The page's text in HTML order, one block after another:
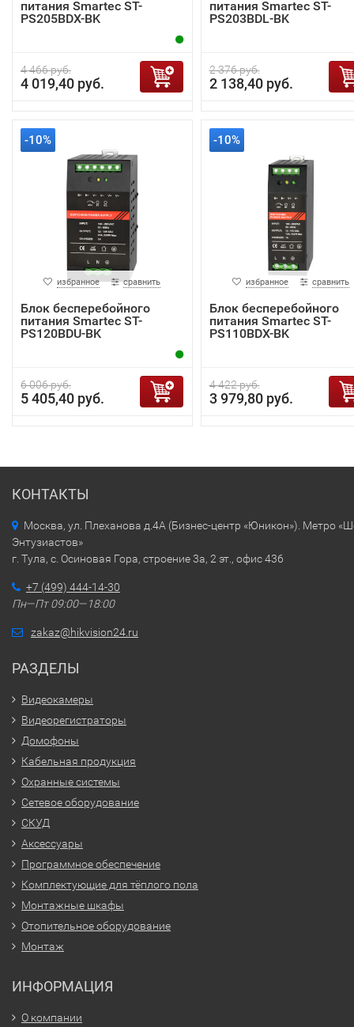
питания Smartec ST-
PS205BDX-BK
4 466 руб.
4 019,40 руб.
питания Smartec ST-
PS203BDL-BK
2 376 руб.
2 138,40 руб.
-10%
избранное сравнить
Блок бесперебойного
питания Smartec ST-
PS120BDU-BK
6 006 руб.
5 405,40 руб.
-10%
избранное сравнить
Блок бесперебойного
питания Smartec ST-
PS110BDX-BK
4 422 руб.
3 979,80 руб.
КОНТАКТЫ
Москва, ул. Плеханова д.4А (Бизнес-центр «Юникон»). Метро
Энтузиастов»
г. Тула, с. Осиновая Гора, строение 3а, 2 эт., офис 436
+7 (499) 444-14-30
Пн—Пт 09:00—18:00
zakaz@hikvision24.ru
РАЗДЕЛЫ
Видеокамеры
Видеорегистраторы
Домофоны
Кабельная продукция
Охранные системы
Сетевое оборудование
СКУД
Аксессуары
Программное обеспечение
Комплектующие для тёплого пола
Монтажные шкафы
Отопительное оборудование
Монтаж
ИНФОРМАЦИЯ
О компании